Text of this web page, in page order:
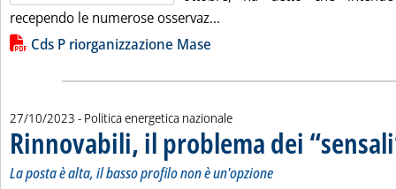
recependo le numerose osservaz...
Lista allegati PDF alla notizia
Cds P riorganizzazione Mase
27/10/2023 - Politica energetica nazionale
Rinnovabili, il problema dei
La posta è alta, il basso profilo non è un'opzione